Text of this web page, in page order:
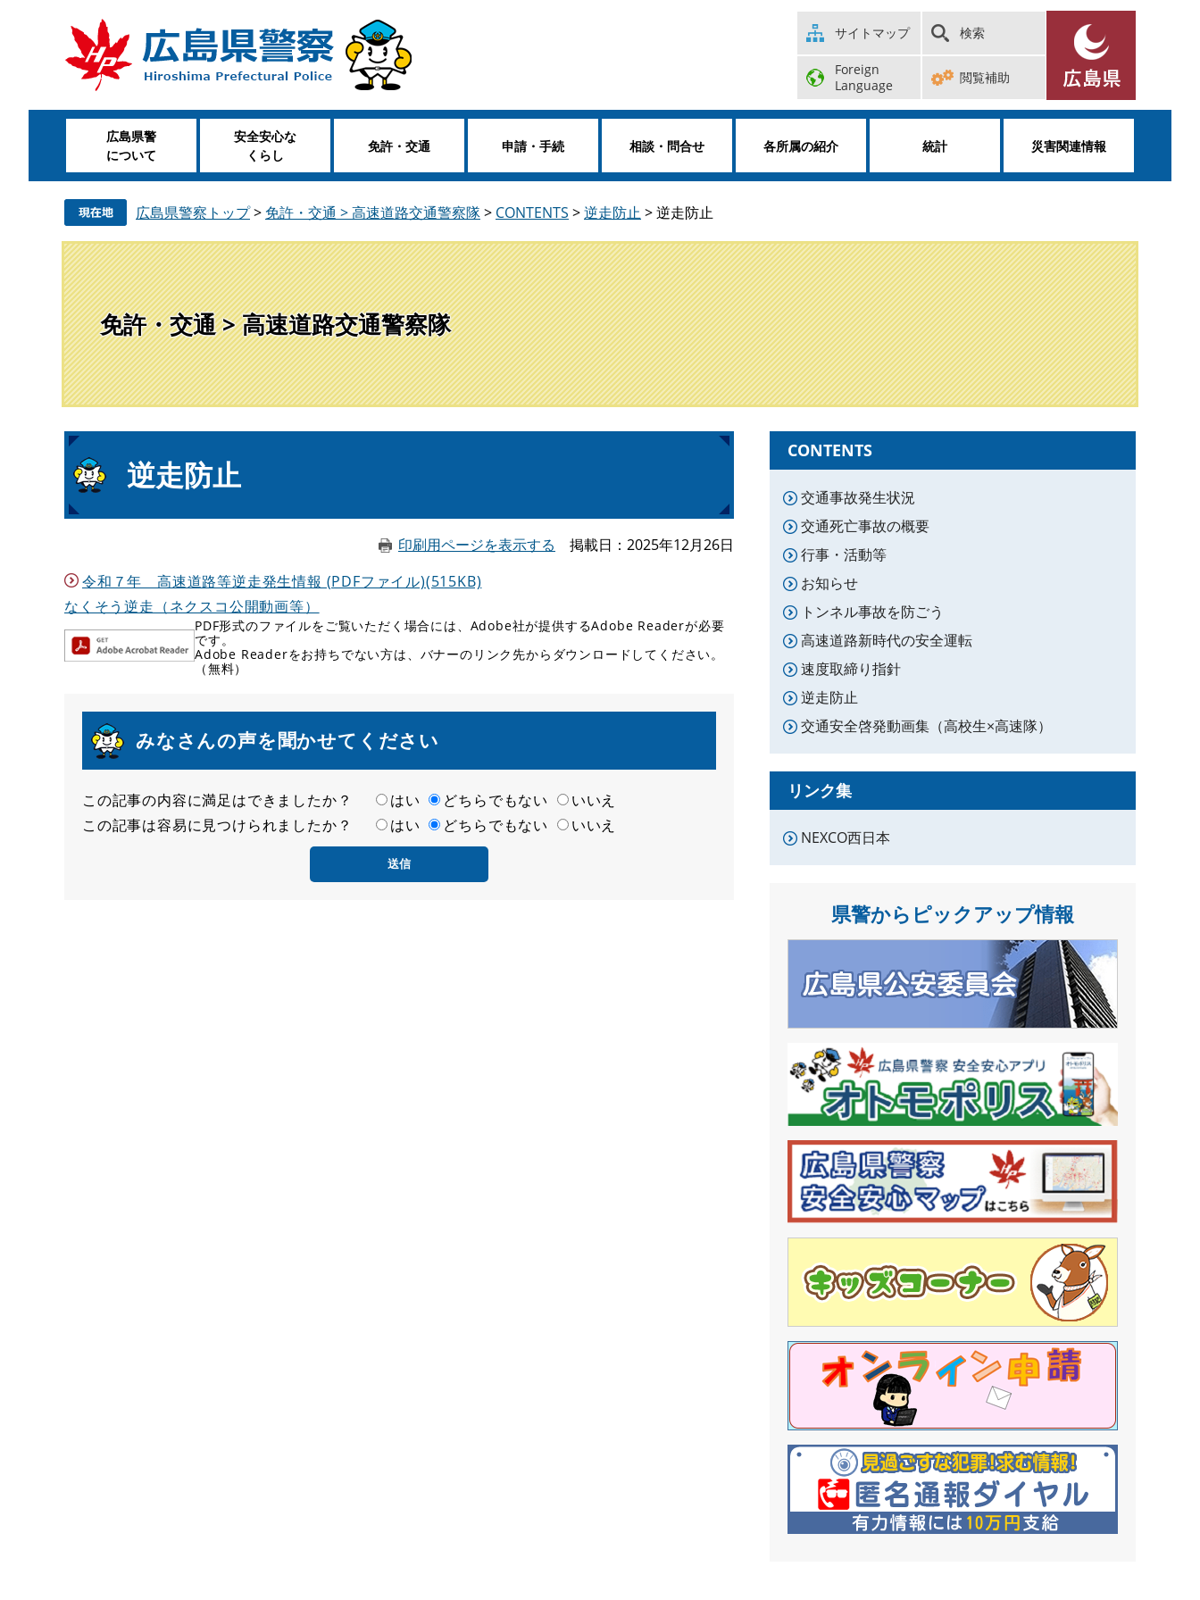
。
て
サイトマップ 検索
Foreign
Language
閲覧補助
広島県警
について
安全安心な
くらし
免許・交通 申請・手続 相談・問合せ 各所属の紹介 統計 災害関連情報
広島県警察トップ> 免許・交通 > 高速道路交通警察隊> CONTENTS >逆走防止 >逆走防止
免許・交通 > 高速道路交通警察隊
文
逆走防止
印刷用ページを表示する 掲載日
2025年12月26日
令和７年 高速道路等逆走発生情報 (PDFファイル)(515KB)
なくそう逆走（ネクスコ公開動画等）
PDF形式のファイルをご覧いただく場合には、Adobe社が提供するAdobe Readerが必要
です。
Adobe Readerをお持ちでない方は、バナーのリンク先からダウンロードしてください。
（無料）
みなさんの声を聞かせてください
満
足
この記事の内容に満足はできましたか？ はい どちらでもない
いいえ
容
この記事は容易に見つけられましたか？ はい どちらでもない いいえ
CONTENTS
交通事故発生状況
交通死亡事故の概要
行事・活動等
お知らせ
トンネル事故を防ごう
高速道路新時代の安全運転
速度取締り指針
逆走防止
交通安全啓発動画集（高校生×高速隊）
リンク集
NEXCO西日本
県警からピックアップ情報